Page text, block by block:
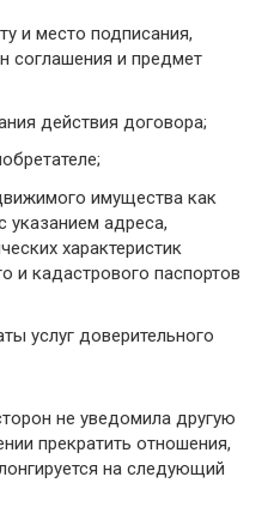
и место подписания,
соглашения и предмет
действия договора;
имущества как
указанием адреса,
характеристик
и кадастрового паспортов
услуг доверительного
не уведомила другую
прекратить отношения,
на следующий